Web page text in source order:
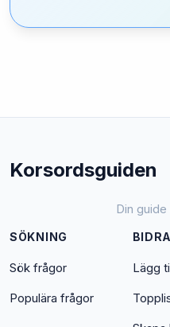
Korsordsguiden
Din
SÖKNING
Sök frågor
Populära frågor
BIDRA
Lägg